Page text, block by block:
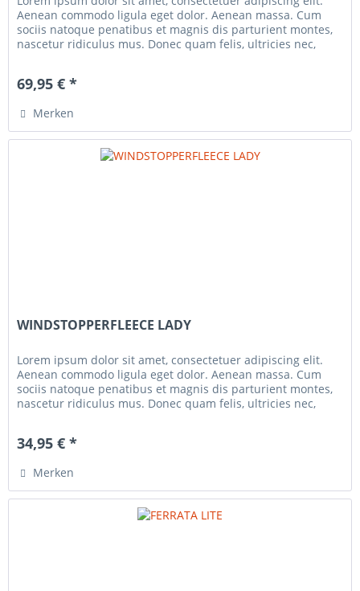
Aenean commodo ligula eget dolor. Aenean massa. Cum
sociis natoque penatibus et magnis dis parturient montes,
nascetur ridiculus mus. Donec quam felis, ultricies nec,
69,95 € *
Merken
WINDSTOPPERFLEECE LADY
Lorem ipsum dolor sit amet, consectetuer adipiscing elit.
Aenean commodo ligula eget dolor. Aenean massa. Cum
sociis natoque penatibus et magnis dis parturient montes,
nascetur ridiculus mus. Donec quam felis, ultricies nec,
34,95 € *
Merken